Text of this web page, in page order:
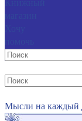
Мысли на каждый